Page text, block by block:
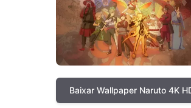
Baixar Wallpaper Naruto 4K